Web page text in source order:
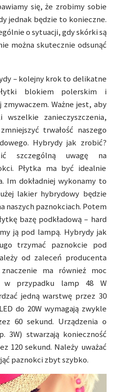
się, że zrobimy sobie
jednak będzie to konieczne.
o sytuacji, gdy skórki są
można skutecznie odsunąć
– kolejny krok to delikatne
blokiem polerskim i
zmywaczem. Ważne jest, aby
wszelkie zanieczyszczenia,
trwałość naszego
Hybrydy jak zrobić?
szczególną uwagę na
Płytka ma być idealnie
Im dokładniej wykonamy to
lakier hybrydowy będzie
naszych paznokciach. Potem
bazę podkładową – hard
ją pod lampą. Hybrydy jak
trzymać paznokcie pod
od zaleceń producenta
ma również moc
w przypadku lamp 48 W
jedną warstwę przez 30
do 20W wymagają zwykle
60 sekund. Urządzenia o
3W) stwarzają konieczność
120 sekund. Należy uważać
paznokci zbyt szybko.